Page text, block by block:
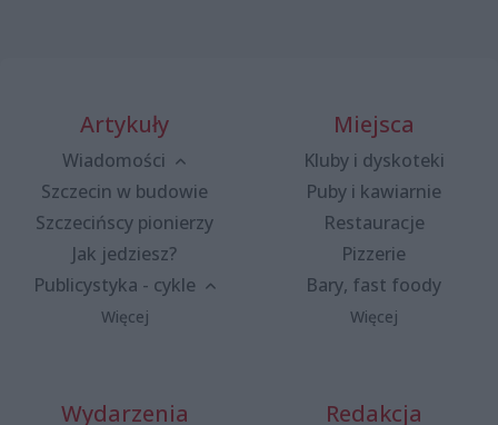
Artykuły
Wiadomości
Szczecin w budowie
Szczecińscy pionierzy
Jak jedziesz?
Publicystyka - cykle
Więcej
Miejsca
Kluby i dyskoteki
Puby i kawiarnie
Restauracje
Pizzerie
Bary, fast foody
Więcej
Wydarzenia Redakcja